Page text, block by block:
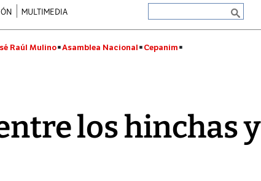
MULTIMEDIA
Raúl Mulino Asamblea Nacional Cepanim
los hinchas y